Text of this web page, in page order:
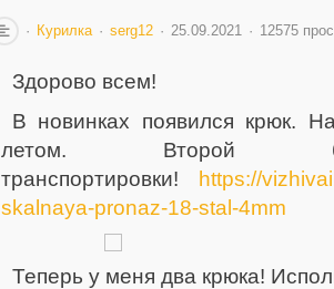
Курилка serg12 25.09.2021 12575
Здорово всем!
В новинках появился крюк.
летом. Второй
транспортировки!
https://
skalnaya-pronaz-18-stal-4mm
Теперь у меня два крюка!